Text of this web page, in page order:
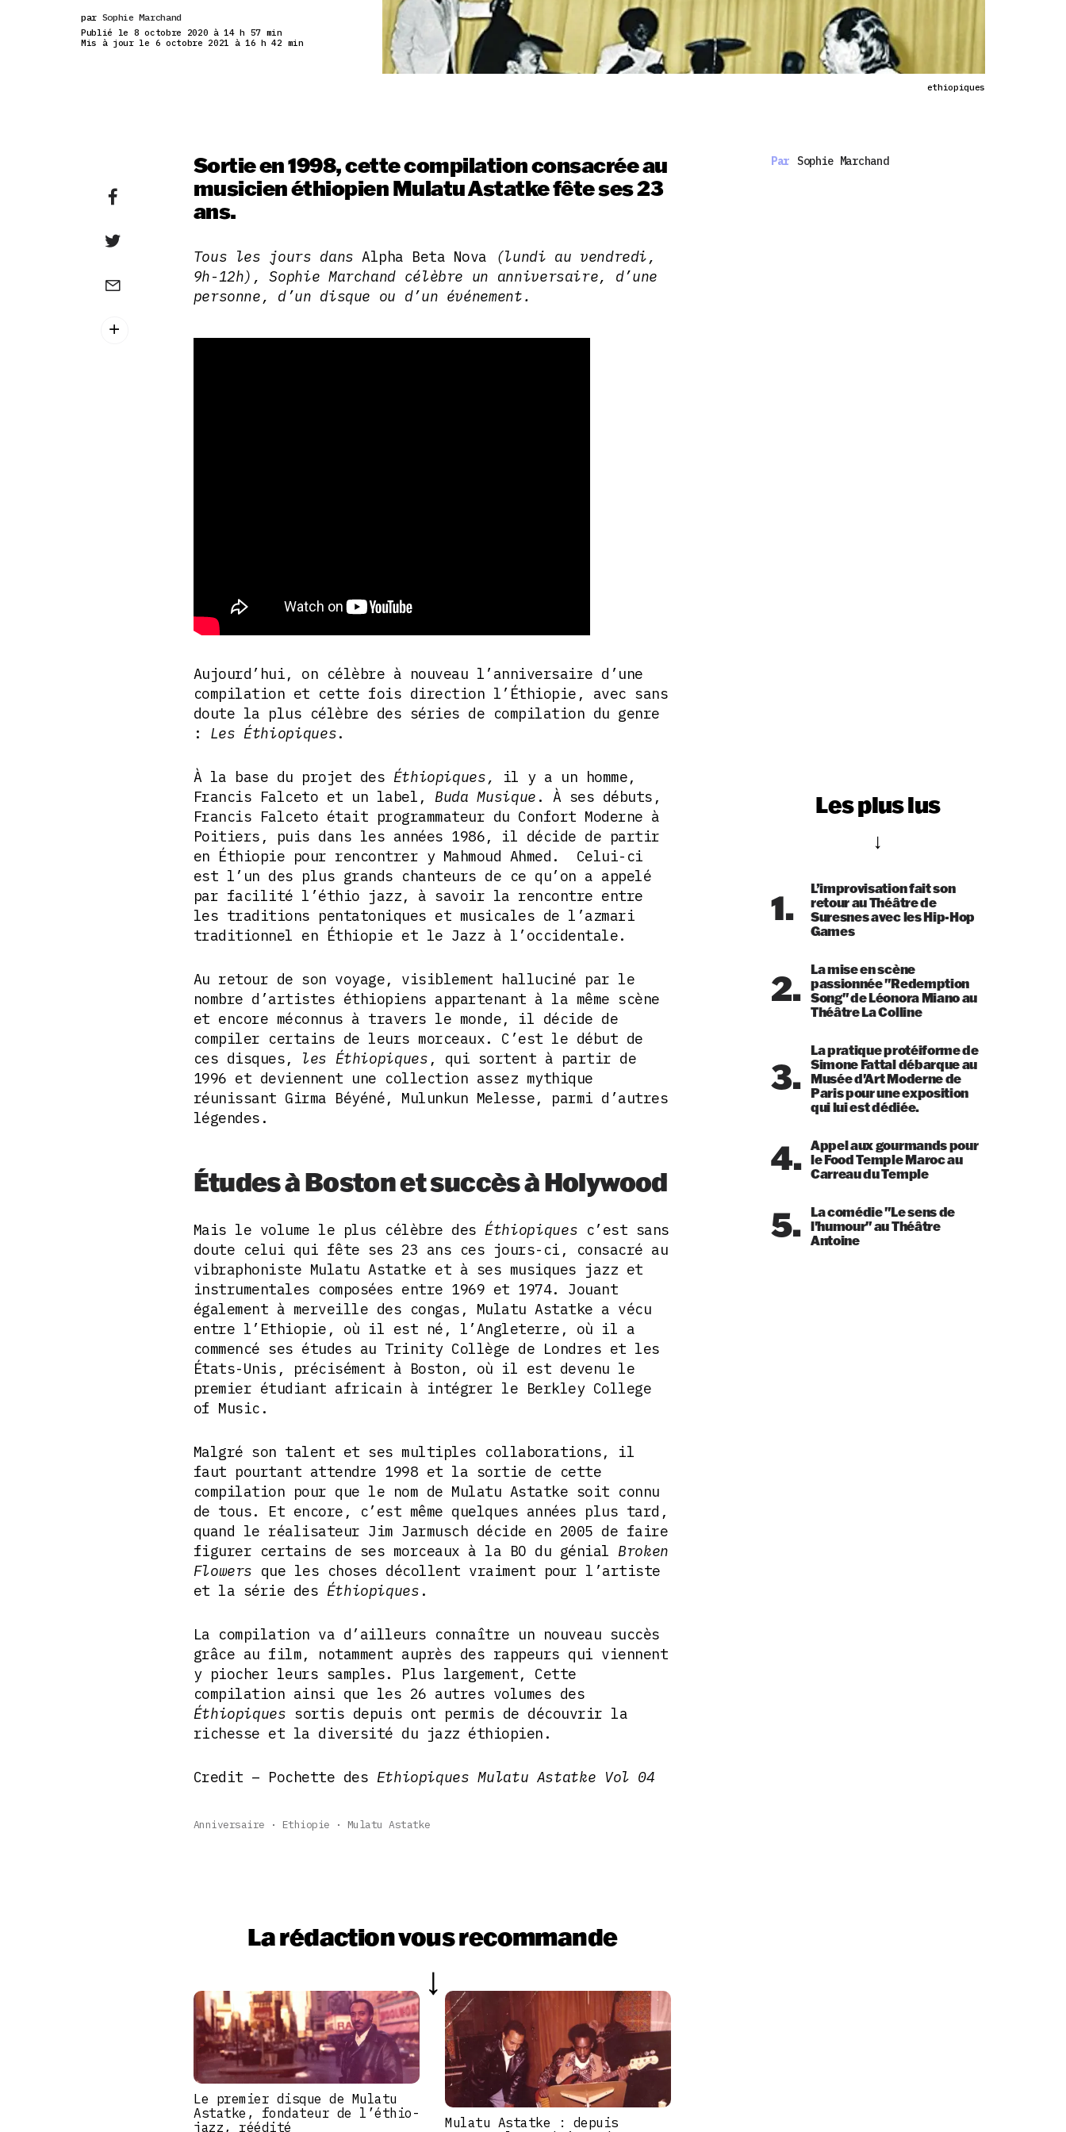
par Sophie Marchand
Publié le 8 octobre 2020 à 14 h 57 min
Mis à jour le 6 octobre 2021 à 16 h 42 min
ethiopiques
Sortie en 1998, cette compilation consacrée au
musicien éthiopien Mulatu Astatke fête ses 23
ans.
Tous les jours dansAlpha Beta Nova (lundi au vendredi,
9h-12h), Sophie Marchand célèbre un anniversaire, d’une
personne, d’un disque ou d’un événement.
Aujourd’hui, on célèbre à nouveau l’anniversaire d’une
compilation et cette fois direction l’Éthiopie, avec sans
doute la plus célèbre des séries de compilation du genre
: Les Éthiopiques.
À la base du projet des Éthiopiques,
il y a un homme,
Francis Falceto et un label, Buda Musique . À ses débuts,
Francis Falceto était programmateur du Confort Moderne à
Poitiers, puis dans les années 1986, il décide de partir
en Éthiopie pour rencontrer y Mahmoud Ahmed. Celui-ci
est l’un des plus grands chanteurs de ce qu’on a appelé
par facilité l’éthio jazz, à savoir la rencontre entre
les traditions pentatoniques et musicales de l’azmari
traditionnel en Éthiopie et le Jazz à l’occidentale.
Au retour de son voyage, visiblement halluciné par le
nombre d’artistes éthiopiens appartenant à la même scène
et encore méconnus à travers le monde, il décide de
compiler certains de leurs morceaux. C’est le début de
ces disques, les Éthiopiques , qui sortent à partir de
1996 et deviennent une collection assez mythique
réunissant Girma Béyéné, Mulunkun Melesse, parmi d’autres
légendes.
Études à Boston et succès à Holywood
Mais le volume le plus célèbre des Éthiopiques c’est sans
doute celui qui fête ses 23 ans ces jours-ci, consacré au
vibraphoniste Mulatu Astatke et à ses musiques jazz et
instrumentales composées entre 1969 et 1974. Jouant
également à merveille des congas, Mulatu Astatke a vécu
entre l’Ethiopie, où il est né, l’Angleterre, où il a
commencé ses études au Trinity Collège de Londres et les
États-Unis, précisément à Boston, où il est devenu le
premier étudiant africain à intégrer le Berkley College
of Music.
Malgré son talent et ses multiples collaborations, il
faut pourtant attendre 1998 et la sortie de cette
compilation pour que le nom de Mulatu Astatke soit connu
de tous. Et encore, c’est même quelques années plus tard,
quand le réalisateur Jim Jarmusch décide en 2005 de faire
figurer certains de ses morceaux à la BO du génial Broken
Flowers que les choses décollent vraiment pour l’artiste
et la série des Éthiopiques .
La compilation va d’ailleurs connaître un nouveau succès
grâce au film, notamment auprès des rappeurs qui viennent
y piocher leurs samples. Plus largement, Cette
compilation ainsi que les 26 autres volumes des
Éthiopiques sortis depuis ont permis de découvrir la
richesse et la diversité du jazz éthiopien.
Credit – Pochette des Ethiopiques Mulatu Astatke Vol 04
Anniversaire Ethiopie Mulatu Astatke
La rédaction vous recommande
Le premier disque de Mulatu
Astatke, fondateur de l’éthio-
jazz, réédité
Mulatu Astatke : depuis
Par Sophie Marchand
Les plus lus
1.
L’improvisation fait son
retour au Théâtre de
Suresnes avec les Hip-Hop
Games
2. La mise en scène
passionnée "Redemption
Song" de Léonora Miano au
Théâtre La Colline
3.
La pratique protéiforme de
Simone Fattal débarque au
Musée d'Art Moderne de
Paris pour une exposition
qui lui est dédiée.
4. Appel aux gourmands pour
le Food Temple Maroc au
Carreau du Temple
5. La comédie "Le sens de
l'humour" au Théâtre
Antoine